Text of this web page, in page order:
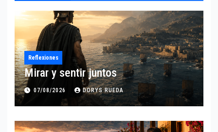
Reflexiones
Mirar y sentir juntos
07/08/2026 DORYS RUEDA